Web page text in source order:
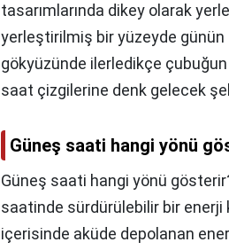
tasarımlarında dikey olarak
yerleştirilmiş bir yüzeyde
gökyüzünde ilerledikçe çubuğun
saat çizgilerine denk gelecek
Güneş saati hangi yönü
Güneş saati hangi yönü
saatinde sürdürülebilir bir
içerisinde aküde depolanan